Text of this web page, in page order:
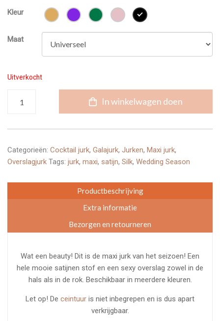
Kleur
Maat
Uitverkocht
Maxi
aantal
In winkelwagen doen
Categorieën: Cocktail jurk, Galajurk, Jurken, Maxi jurk,
Overslagjurk Tags: jurk, maxi, satijn, Silk, Wedding Season
Productbeschrijving
Extra informatie
Bezorgen en retourneren
Wat een beauty! Dit is de maxi jurk van het seizoen! Een
hele mooie satijnen stof en een sexy overslag zowel in de
hals als in de rok. Beschikbaar in meerdere kleuren.
Let op! De ceintuur is niet inbegrepen en is dus apart
verkrijgbaar.